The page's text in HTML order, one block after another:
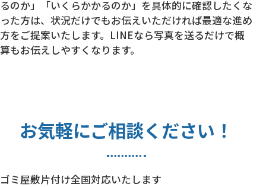
るのか」「いくらかかるのか」を具体的に確認したくな
った方は、状況だけでもお伝えいただければ最適な進め
方をご提案いたします。LINEなら写真を送るだけで概
算もお伝えしやすくなります。
お気軽にご相談ください！
ゴミ屋敷片付け全国対応いたします